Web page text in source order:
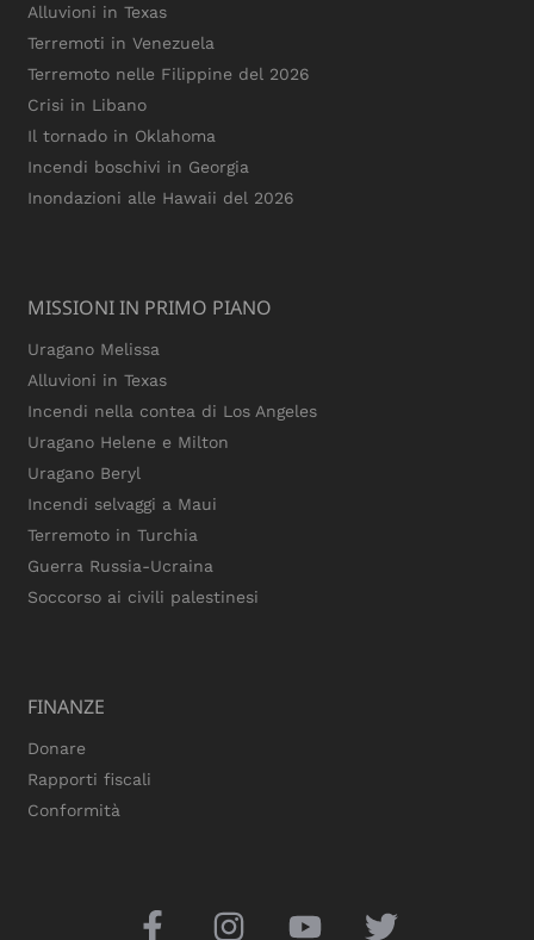
Alluvioni in Texas
Terremoti in Venezuela
Terremoto nelle Filippine del 2026
Crisi in Libano
Il tornado in Oklahoma
Incendi boschivi in Georgia
Inondazioni alle Hawaii del 2026
MISSIONI IN PRIMO PIANO
Uragano Melissa
Alluvioni in Texas
Incendi nella contea di Los Angeles
Uragano Helene e Milton
Uragano Beryl
Incendi selvaggi a Maui
Terremoto in Turchia
Guerra Russia-Ucraina
Soccorso ai civili palestinesi
FINANZE
Donare
Rapporti fiscali
Conformità